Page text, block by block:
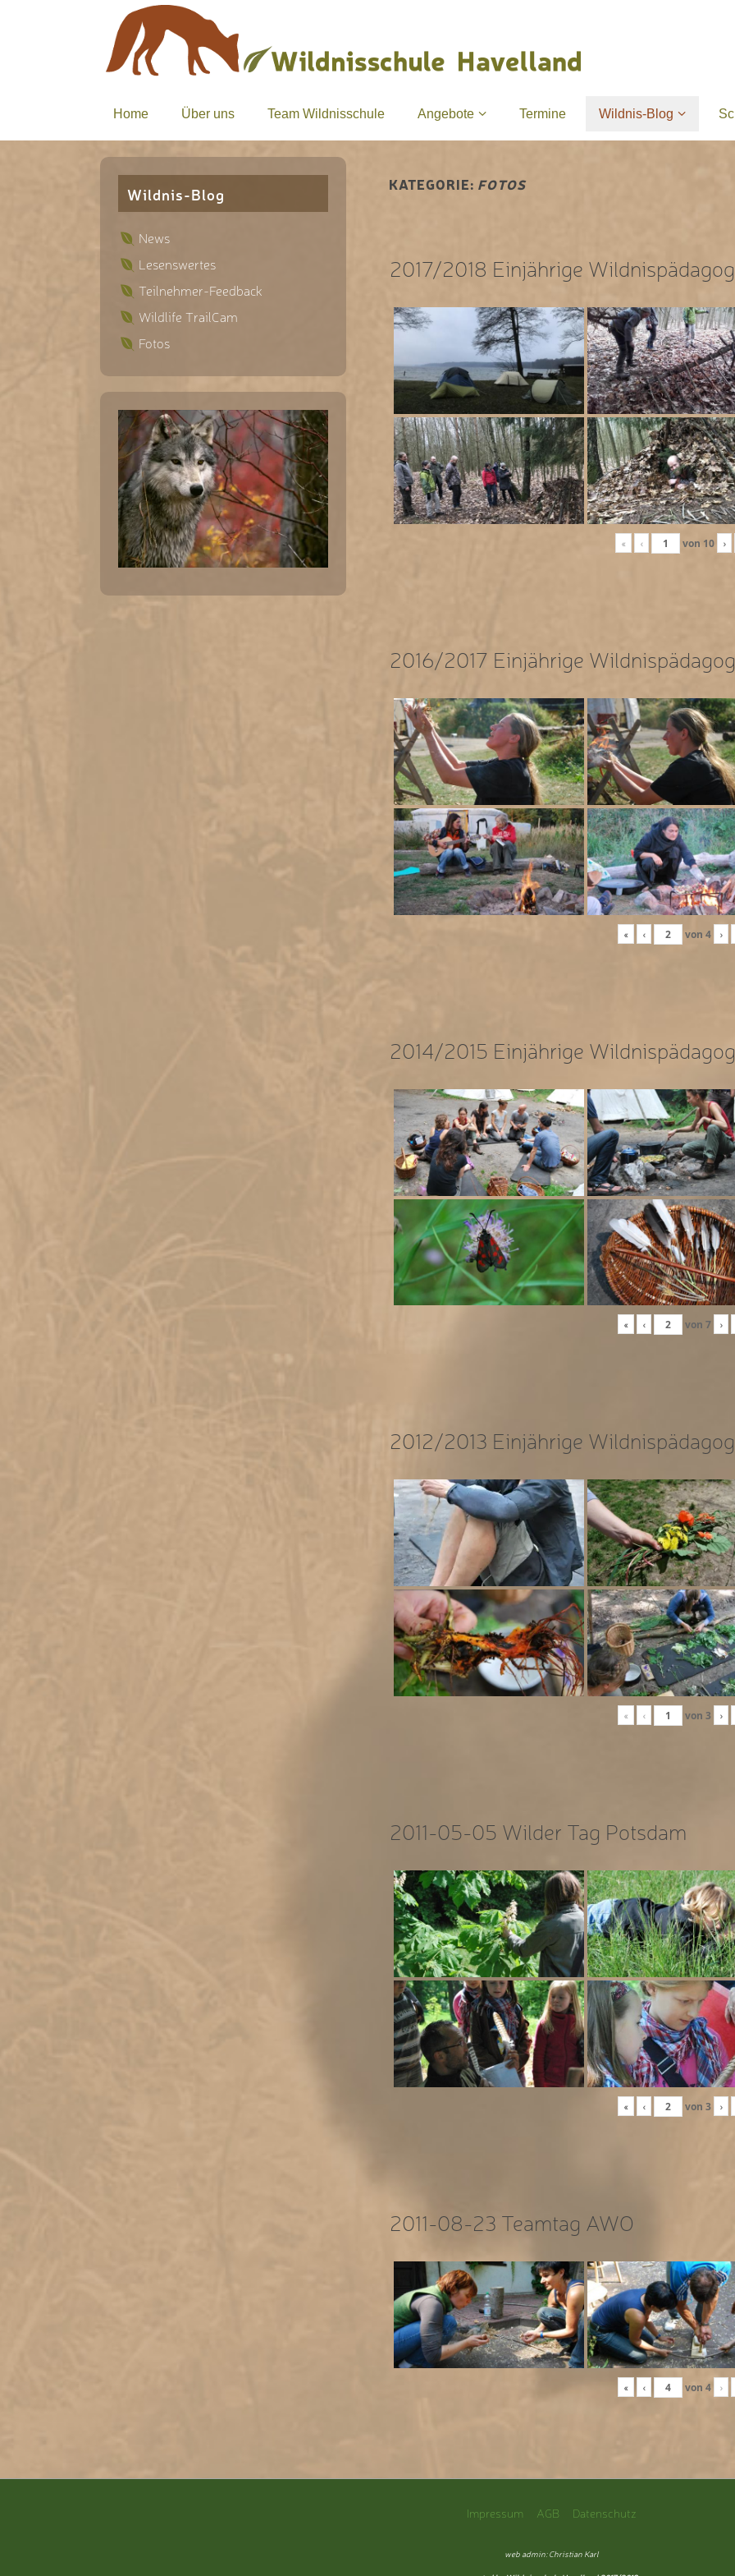
Home Über uns Team Wildnisschule Angebote Termine Wildnis-Blog
KATEGORIE: FOTOS
2017/2018 Einjährige
« ‹ von 10 ›
2016/2017 Einjährige
« ‹ von 4 ›
2014/2015 Einjährige
« ‹ von 7 ›
2012/2013 Einjährige
« ‹ von 3 ›
2011-05-05 Wilder Tag Potsdam
« ‹ von 3 ›
2011-08-23 Teamtag AWO
« ‹ von 4 ›
Wildnis-Blog
News
Lesenswertes
Teilnehmer-Feedback
Wildlife TrailCam
Fotos
Impressum AGB Datenschutz
web admin: Christian Karl